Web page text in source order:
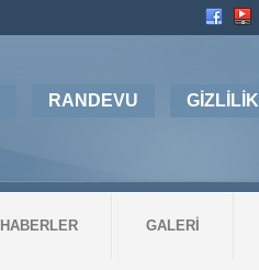
RANDEVU GİZLİLİK
HABERLER GALERİ